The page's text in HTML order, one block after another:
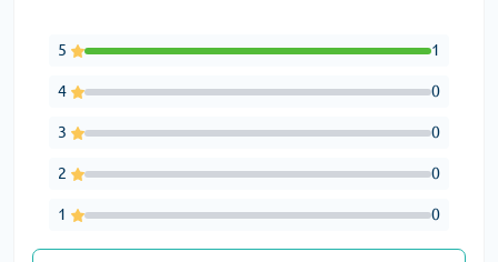
5 1
4 0
3 0
2 0
1 0